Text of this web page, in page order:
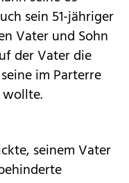
sein 51-jähriger
Vater und Sohn
der Vater die
im Parterre
seinem Vater